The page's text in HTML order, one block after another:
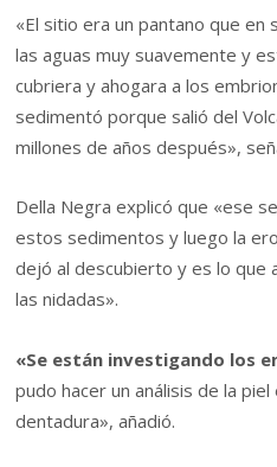
«El sitio era un pantano que
las aguas muy suavemente y
cubriera y ahogara a los
sedimentó porque salió del
millones de años después»,
Della Negra explicó que «ese
estos sedimentos y luego la
dejó al descubierto y es lo que
las nidadas».
«Se están investigando los
pudo hacer un análisis de la
dentadura», añadió.